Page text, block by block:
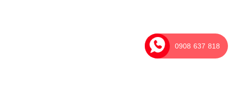
0908 637 818